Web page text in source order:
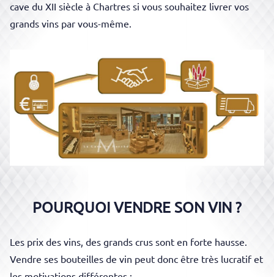
cave du XII siècle à Chartres si vous souhaitez livrer vos
grands vins par vous-même.
POURQUOI VENDRE SON VIN ?
Les prix des vins, des grands crus sont en forte hausse.
Vendre ses bouteilles de vin peut donc être très lucratif et